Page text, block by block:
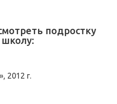
подростку
школу:
2012 г.